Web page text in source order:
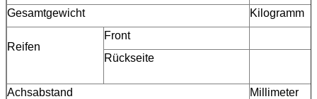
Gesamtgewicht
Kilogramm
Reifen
Front
Rückseite
Achsabstand Millimeter